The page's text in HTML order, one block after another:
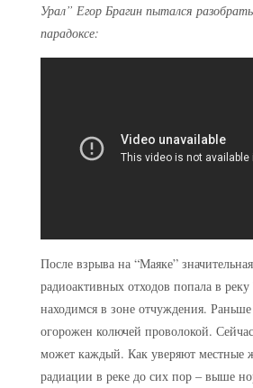
Урал” Егор Брагин пытался
парадоксе:
После взрыва на “Маяке”
радиоактивных отходов попала в
находимся в зоне отчуждения. Раньше
огорожен колючей проволокой.
может каждый. Как уверяют местные
радиации в реке до сих пор – выше